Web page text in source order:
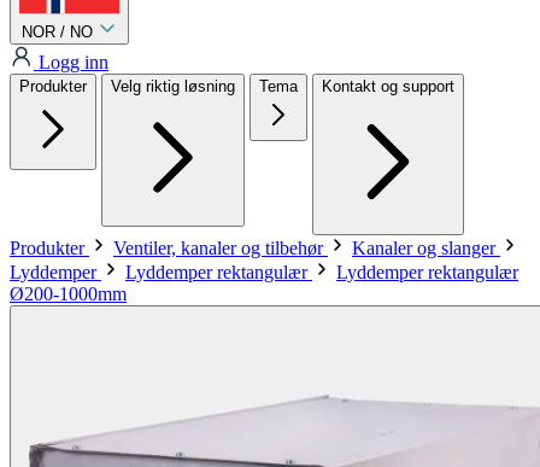
NOR / NO
Logg inn
Produkter Velg riktig løsning Tema Kontakt og support
Produkter Ventiler, kanaler og tilbehør
Kanaler og slanger
Lyddemper
Lyddemper rektangulær
Lyddemper rektangulær
Ø200-1000mm